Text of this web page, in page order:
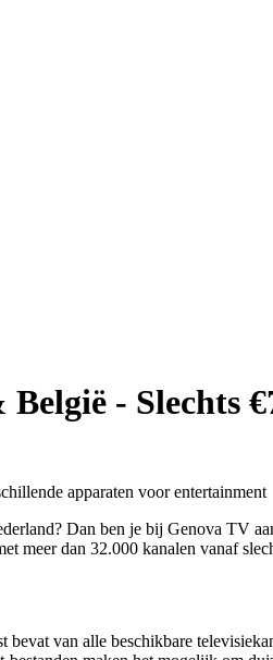
- Slechts
Dan ben je bij Genova TV
meer dan 32.000 kanalen vanaf
bevat van alle beschikbare